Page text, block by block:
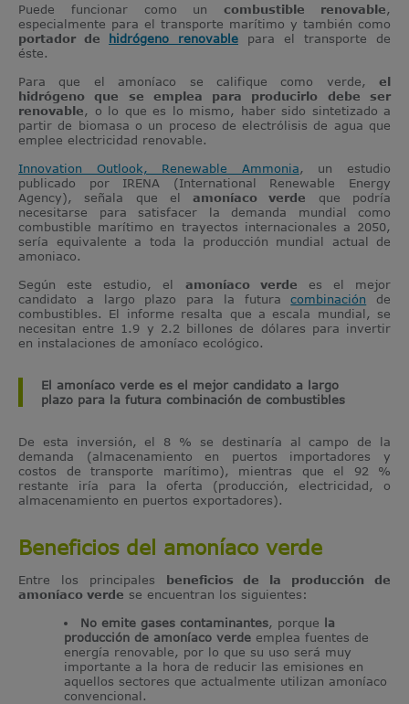
Puede funcionar como uncombustible renovable,
especialmente para el transporte marítimo y también como
portador de hidrógeno renovable para el transporte de
éste.
Para que el amoníaco se califique como verde, el
hidrógeno que se emplea para producirlo debe ser
renovable, o lo que es lo mismo, haber sido sintetizado a
partir de biomasa o un proceso de electrólisis de agua que
emplee electricidad renovable.
Innovation Outlook, Renewable Ammonia, un estudio
publicado por IRENA (International Renewable Energy
Agency), señala que elamoníaco verde que podría
necesitarse para satisfacer la demanda mundial como
combustible marítimo en trayectos internacionales a 2050,
sería equivalente a toda la producción mundial actual de
amoniaco.
Según este estudio, el amoníaco verde es el mejor
candidato a largo plazo para la futuracombinación de
combustibles. El informe resalta que a escala mundial, se
necesitan entre 1.9 y 2.2 billones de dólares para invertir
en instalaciones de amoníaco ecológico.
El amoníaco verde es el mejor candidato a largo
plazo para la futura combinación de combustibles
De esta inversión, el 8 % se destinaría al campo de la
demanda (almacenamiento en puertos importadores y
costos de transporte marítimo), mientras que el 92 %
restante iría para la oferta (producción, electricidad, o
almacenamiento en puertos exportadores).
Beneficios del amoníaco verde
Entre los principales beneficios de la producción de
amoníaco verde se encuentran los siguientes:
No emite gases contaminantes, porque la
producción de amoníaco verde emplea fuentes de
energía renovable, por lo que su uso será muy
importante a la hora de reducir las emisiones en
aquellos sectores que actualmente utilizan amoníaco
convencional.